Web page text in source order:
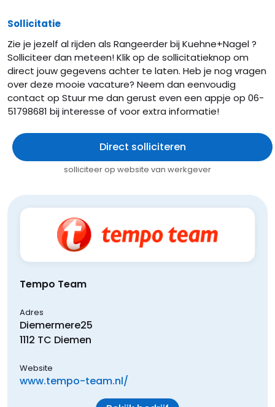
Sollicitatie
Zie je jezelf al rijden als Rangeerder bij Kuehne+Nagel ?
Solliciteer dan meteen! Klik op de sollicitatieknop om
direct jouw gegevens achter te laten. Heb je nog vragen
over deze mooie vacature? Neem dan eenvoudig
contact op Stuur me dan gerust even een appje op 06-
51798681 bij interesse of voor extra informatie!
Direct solliciteren
solliciteer op website van werkgever
Tempo Team
Adres
Diemermere25
1112 TC Diemen
Website
www.tempo-team.nl/